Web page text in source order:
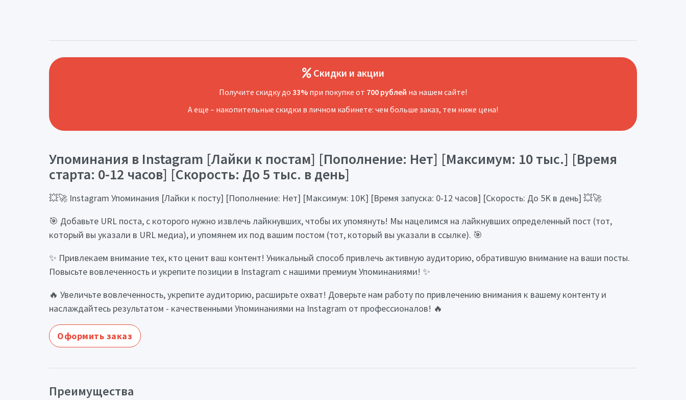
Скидки и акции
Получите скидку до 33% при покупке от 700 рублей на нашем сайте!
А еще – накопительные скидки в личном кабинете: чем больше заказ, тем ниже цена!
Упоминания в Instagram [Лайки к постам] [Пополнение: Нет] [Максимум: 10 тыс.] [Время
старта: 0-12 часов] [Скорость: До 5 тыс. в день]
💥🚀 Instagram Упоминания [Лайки к посту] [Пополнение: Нет] [Максимум: 10K] [Время запуска: 0-12 часов] [Скорость: До 5K в день] 💥🚀
🎯 Добавьте URL поста, с которого нужно извлечь лайкнувших, чтобы их упомянуть! Мы нацелимся на лайкнувших определенный пост (тот,
который вы указали в URL медиа), и упомянем их под вашим постом (тот, который вы указали в ссылке). 🎯
✨ Привлекаем внимание тех, кто ценит ваш контент! Уникальный способ привлечь активную аудиторию, обратившую внимание на ваши посты.
Повысьте вовлеченность и укрепите позиции в Instagram с нашими премиум Упоминаниями! ✨
🔥 Увеличьте вовлеченность, укрепите аудиторию, расширьте охват! Доверьте нам работу по привлечению внимания к вашему контенту и
наслаждайтесь результатом - качественными Упоминаниями на Instagram от профессионалов! 🔥
Оформить заказ
Преимущества